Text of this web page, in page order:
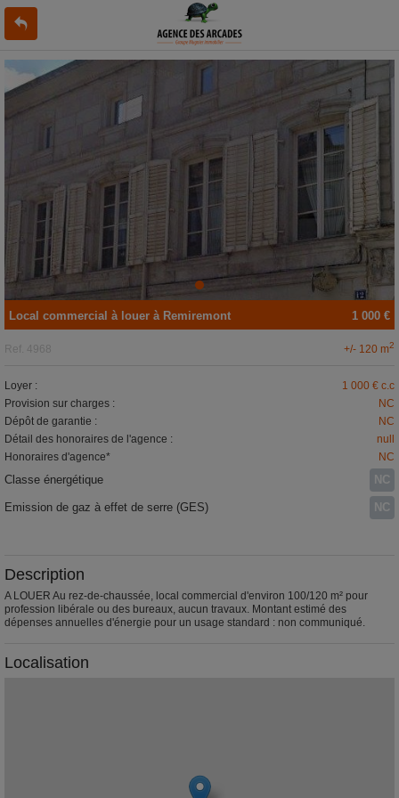
1 000 €
Local commercial à louer à Remiremont
Ref. 4968 +/- 120 m2
Loyer :
1 000 € c.c
Provision sur charges :
NC
Dépôt de garantie :
NC
Détail des honoraires de l'agence :
null
Honoraires d'agence*
NC
Classe énergétique NC
Emission de gaz à effet de serre (GES) NC
Description
A LOUER Au rez-de-chaussée, local commercial d'environ 100/120 m² pour
profession libérale ou des bureaux, aucun travaux. Montant estimé des
dépenses annuelles d'énergie pour un usage standard : non communiqué.
Localisation